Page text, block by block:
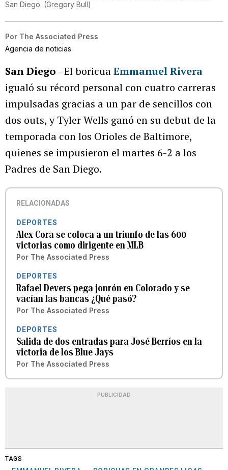
San Diego. (Gregory Bull)
Por The Associated Press
Agencia de noticias
San Diego - El boricuaEmmanuel Rivera
igualó su récord personal con cuatro carreras
impulsadas gracias a un par de sencillos con
dos outs, y Tyler Wells ganó en su debut de la
temporada con los Orioles de Baltimore,
quienes se impusieron el martes 6-2 a los
Padres de San Diego.
RELACIONADAS
DEPORTES
Alex Cora se coloca a un triunfo de las 600
victorias como dirigente en MLB
Por The Associated Press
DEPORTES
Rafael Devers pega jonrón en Colorado y se
vacían las bancas ¿Qué pasó?
Por The Associated Press
DEPORTES
Salida de dos entradas para José Berríos en la
victoria de los Blue Jays
Por The Associated Press
PUBLICIDAD
TAGS